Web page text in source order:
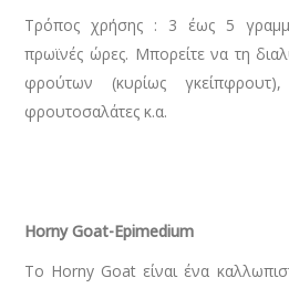
Τρόπος χρήσης : 3 έως 5
πρωϊνές ώρες. Μπορείτε να τη
φρούτων (κυρίως γκείπφρουτ),
φρουτοσαλάτες κ.α.
Horny Goat-Epimedium
Το Horny Goat είναι ένα